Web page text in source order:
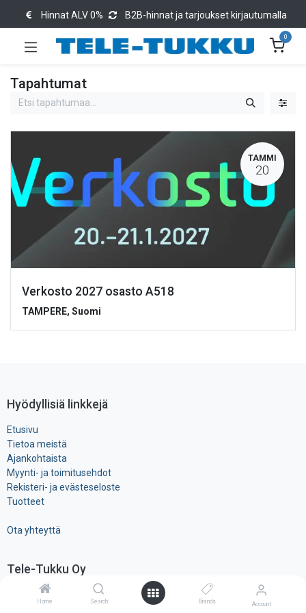
Home Search Brands Account
Hinnat ALV 0% B2B-hinnat ja tarjoukset kirjautumalla
0
Tapahtumat
TAMMI
20
Verkosto 2027 osasto A518
TAMPERE, Suomi
Hyödyllisiä linkkejä
Etusivu
Tietoa meistä
Ajankohtaista
Myynti- ja toimitusehdot
Rekisteri- ja ​evästeseloste
Tuotteet
Ota yhteyttä
Tele-Tukku Oy
TELE-TUKKU on vuonna 1963 perustettu elektronisten
komponenttien ja tarvikkeiden maahantuonti- ja tukkuliike, ollen yksi